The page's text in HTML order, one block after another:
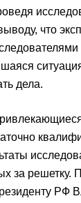
что
дела.
за решетку.
РФ